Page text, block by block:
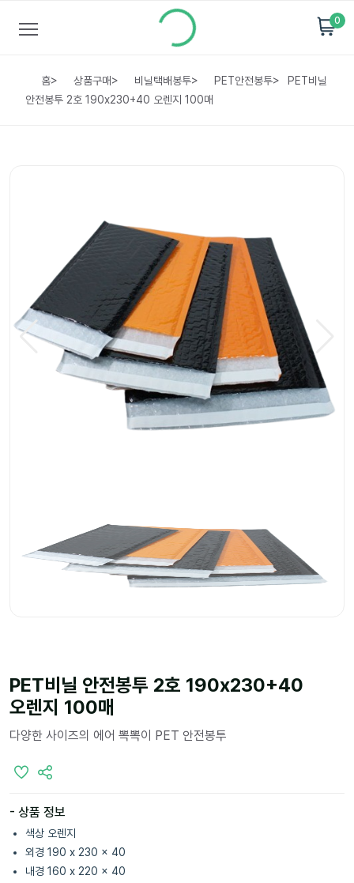
0
홈> 상품구매> 비닐택배봉투> PET안전봉투>
PET비닐
안전봉투 2호 190x230+40 오렌지 100매
PET비닐 안전봉투 2호 190x230+40
오렌지 100매
다양한 사이즈의 에어 뽁뽁이 PET 안전봉투
- 상품 정보
색상 오렌지
외경 190 x 230 x 40
내경 160 x 220 x 40